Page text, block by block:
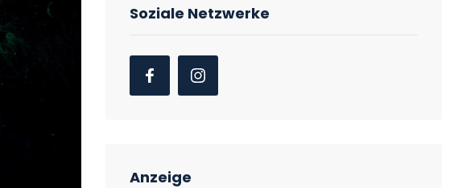
Soziale Netzwerke
Anzeige